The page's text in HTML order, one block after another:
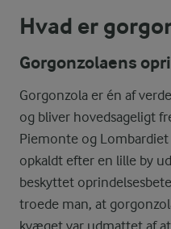
Hvad er
Gorgonzolaens
Gorgonzola er én af
og bliver hovedsageligt
Piemonte og
opkaldt efter en lille by
beskyttet
troede man, at
kvæget var udmattet af